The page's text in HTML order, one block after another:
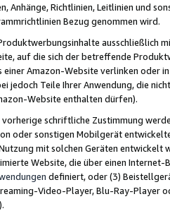
Anhänge, Richtlinien, Leitlinien und
Bezug genommen wird.
ausschließlich
auf die sich der betreffende
einer Amazon-Website verlinken oder
jedoch Teile Ihrer Anwendung, die
Website enthalten dürfen).
vorherige schriftliche Zustimmung
oder sonstigen Mobilgerät
mit solchen Geräten
Website, die über einen
definiert, oder (3)
Video-Player, Blu-Ray-Player